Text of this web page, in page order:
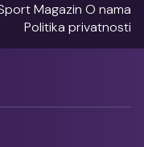
Magazin O nama
Politika privatnosti